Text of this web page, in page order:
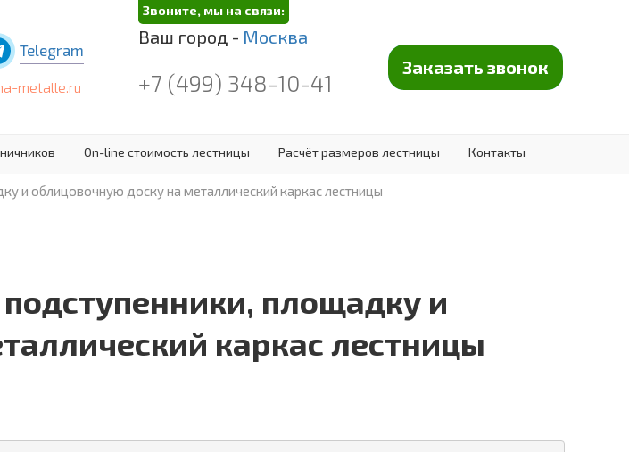
Telegram
metalle.ru
Звоните, мы на связи:
Ваш город - Москва
+7 (499) 348-10-41
Заказать звонок
On-line стоимость лестницы Расчёт размеров лестницы Контакты
и облицовочную доску на металлический каркас лестницы
площадку и
каркас лестницы